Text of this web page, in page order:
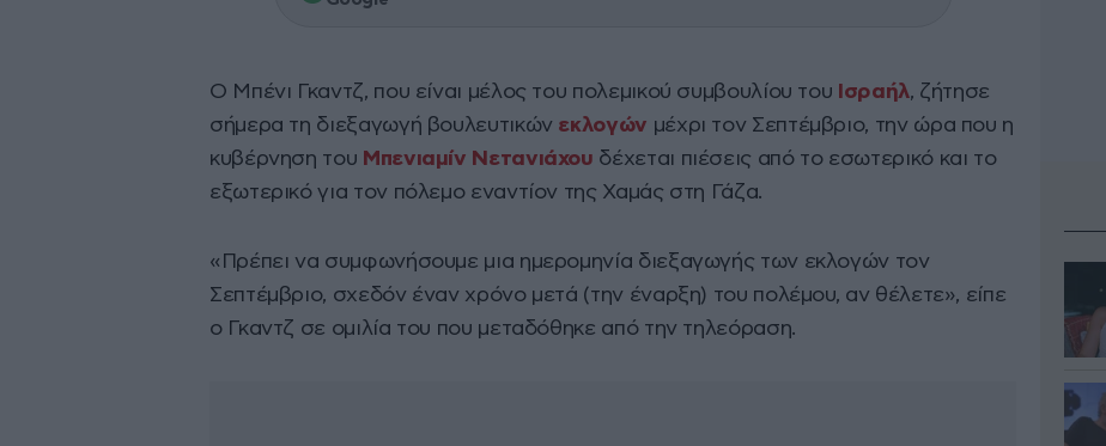
Ο Μπένι Γκαντζ, που είναι μέλος του πολεμικού συμβουλίου του Ισραήλ, ζήτησε
σήμερα τη διεξαγωγή βουλευτικών εκλογών μέχρι τον Σεπτέμβριο, την ώρα που η
κυβέρνηση του Μπενιαμίν Νετανιάχου δέχεται πιέσεις από το εσωτερικό και το
εξωτερικό για τον πόλεμο εναντίον της Χαμάς στη Γάζα.
«Πρέπει να συμφωνήσουμε μια ημερομηνία διεξαγωγής των εκλογών τον
Σεπτέμβριο, σχεδόν έναν χρόνο μετά (την έναρξη) του πολέμου, αν θέλετε», είπε
ο Γκαντζ σε ομιλία του που μεταδόθηκε από την τηλεόραση.